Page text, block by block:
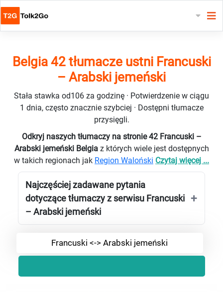
Belgia 42 tłumacze ustni Francuski
– Arabski jemeński
Stała stawka od106 za godzinę · Potwierdzenie w ciągu
1 dnia, często znacznie szybciej · Dostępni tłumacze
przysięgli.
Odkryj naszych tłumaczy na stronie 42 Francuski –
Arabski jemeński Belgia z których wiele jest dostępnych
w takich regionach jak Region Waloński Czytaj więcej ...
Najczęściej zadawane pytania
dotyczące tłumaczy z serwisu Francuski
– Arabski jemeński
Francuski <-> Arabski jemeński